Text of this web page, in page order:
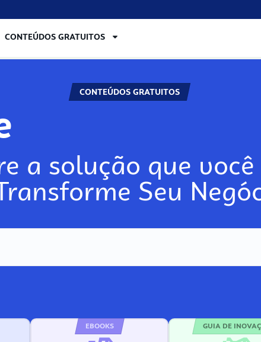
CONTEÚDOS GRATUITOS
CONTEÚDOS GRATUITOS
a solução que
Seu
EBOOKS GUIA DE